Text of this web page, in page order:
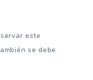
este
se debe